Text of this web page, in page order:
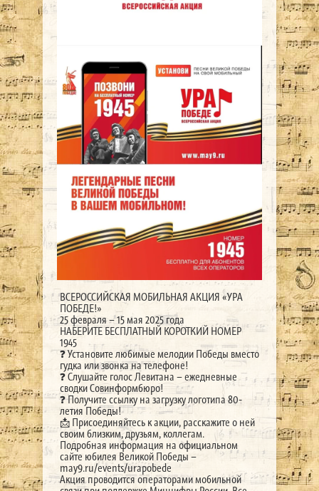
ВСЕРОССИЙСКАЯ МОБИЛЬНАЯ АКЦИЯ «УРА
ПОБЕДЕ!»
25 февраля – 15 мая 2025 года
НАБЕРИТЕ БЕСПЛАТНЫЙ КОРОТКИЙ НОМЕР
1945
❓ Установите любимые мелодии Победы вместо
гудка или звонка на телефоне!
❓ Слушайте голос Левитана – ежедневные
сводки Совинформбюро!
❓ Получите ссылку на загрузку логотипа 80-
летия Победы!
📩 Присоединяйтесь к акции, расскажите о ней
своим близким, друзьям, коллегам.
Подробная информация на официальном
сайте юбилея Великой Победы –
may9.ru/events/urapobede
Акция проводится операторами мобильной